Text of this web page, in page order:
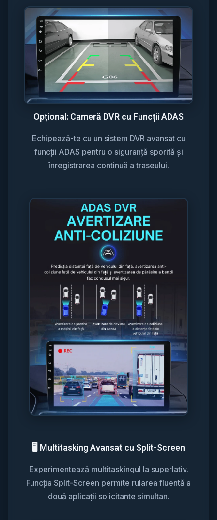
Opțional: Cameră DVR cu Funcții ADAS
Echipează-te cu un sistem DVR avansat cu
funcții ADAS pentru o siguranță sporită și
înregistrarea continuă a traseului.
🖥️ Multitasking Avansat cu Split-Screen
Experimentează multitaskingul la superlativ.
Funcția Split-Screen permite rularea fluentă a
două aplicații solicitante simultan.